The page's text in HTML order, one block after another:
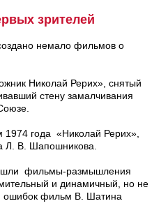
зрителей
немало фильмов о
Николай Рерих», снятый
стену замалчивания
года «Николай Рерих»,
Л. В. Шапошникова.
фильмы-размышления
и динамичный, но не
ошибок фильм В. Шатина